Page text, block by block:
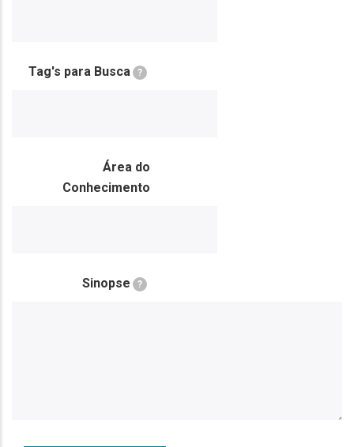
Tag's para Busca ?
Área do
Conhecimento
Sinopse ?